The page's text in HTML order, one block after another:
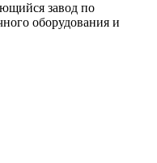
завод по
оборудования и